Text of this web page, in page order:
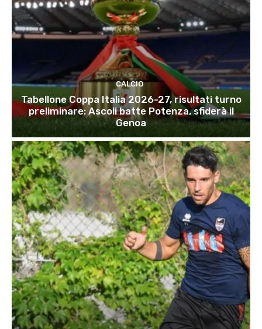
CALCIO
Tabellone Coppa Italia 2026-27, risultati turno
preliminare: Ascoli batte Potenza, sfiderà il
Genoa